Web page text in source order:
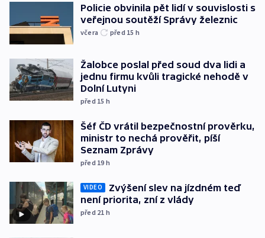
Policie obvinila pět lidí v souvislosti s
veřejnou soutěží Správy železnic
včera před 15 h
Žalobce poslal před soud dva lidi a
jednu firmu kvůli tragické nehodě v
Dolní Lutyni
před 15 h
Šéf ČD vrátil bezpečnostní prověrku,
ministr to nechá prověřit, píší
Seznam Zprávy
před 19 h
VIDEO
Zvýšení slev na jízdném teď
není priorita, zní z vlády
před 21 h